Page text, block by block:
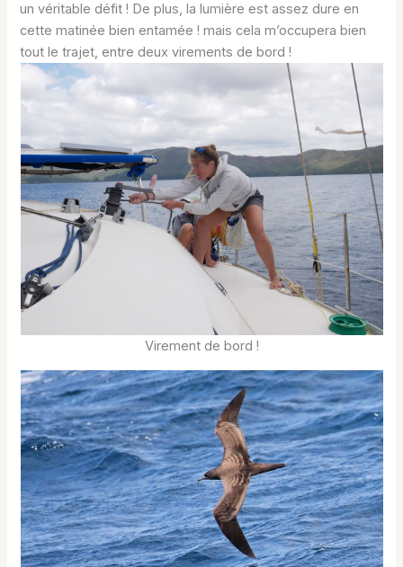
un véritable défit ! De plus, la lumière est assez dure en
cette matinée bien entamée ! mais cela m’occupera bien
tout le trajet, entre deux virements de bord !
Virement de bord !